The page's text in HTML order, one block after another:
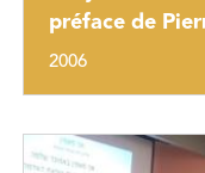
préface de
2006